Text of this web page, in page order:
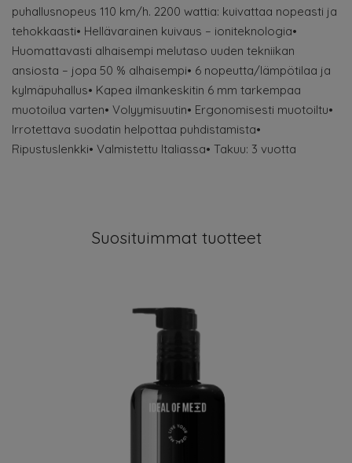
puhallusnopeus 110 km/h. 2200 wattia: kuivattaa nopeasti ja
tehokkaasti• Hellävarainen kuivaus – ioniteknologia•
Huomattavasti alhaisempi melutaso uuden tekniikan
ansiosta – jopa 50 % alhaisempi• 6 nopeutta/lämpötilaa ja
kylmäpuhallus• Kapea ilmankeskitin 6 mm tarkempaa
muotoilua varten• Volyymisuutin• Ergonomisesti muotoiltu•
Irrotettava suodatin helpottaa puhdistamista•
Ripustuslenkki• Valmistettu Italiassa• Takuu: 3 vuotta
Suosituimmat tuotteet